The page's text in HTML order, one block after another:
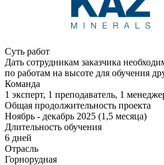
Суть работ
Дать сотрудникам заказчика
по работам на высоте для обучения
Команда
1 эксперт, 1 преподаватель, 1
Общая продолжительность проекта
Ноябрь - декабрь 2025 (1,5 месяца)
Длительность обучения
6 дней
Отрасль
Горнорудная